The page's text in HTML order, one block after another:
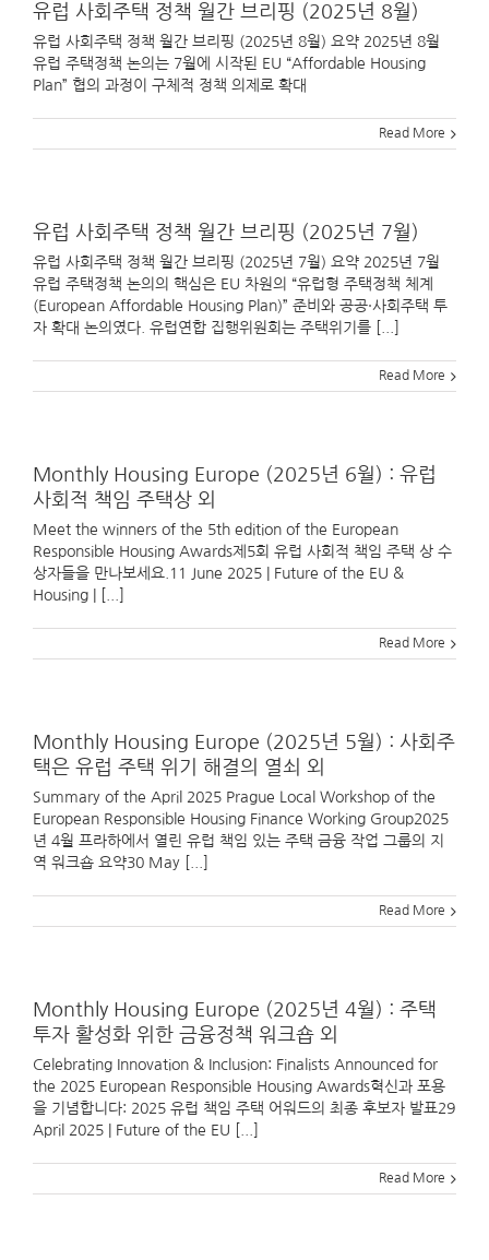
유럽 사회주택 정책 월간 브리핑 (2025년 8월)
유럽 사회주택 정책 월간 브리핑 (2025년 8월) 요약 2025년 8월
유럽 주택정책 논의는 7월에 시작된 EU “Affordable Housing
Plan” 협의 과정이 구체적 정책 의제로 확대
Read More
유럽 사회주택 정책 월간 브리핑 (2025년 7월)
유럽 사회주택 정책 월간 브리핑 (2025년 7월) 요약 2025년 7월
유럽 주택정책 논의의 핵심은 EU 차원의 “유럽형 주택정책 체계
(European Affordable Housing Plan)” 준비와 공공·사회주택 투
자 확대 논의였다. 유럽연합 집행위원회는 주택위기를 [...]
Read More
Monthly Housing Europe (2025년 6월) : 유럽
사회적 책임 주택상 외
Meet the winners of the 5th edition of the European
Responsible Housing Awards제5회 유럽 사회적 책임 주택 상 수
상자들을 만나보세요.11 June 2025 | Future of the EU &
Housing | [...]
Read More
Monthly Housing Europe (2025년 5월) : 사회주
택은 유럽 주택 위기 해결의 열쇠 외
Summary of the April 2025 Prague Local Workshop of the
European Responsible Housing Finance Working Group2025
년 4월 프라하에서 열린 유럽 책임 있는 주택 금융 작업 그룹의 지
역 워크숍 요약30 May [...]
Read More
Monthly Housing Europe (2025년 4월) : 주택
투자 활성화 위한 금융정책 워크숍 외
Celebrating Innovation & Inclusion: Finalists Announced for
the 2025 European Responsible Housing Awards혁신과 포용
을 기념합니다: 2025 유럽 책임 주택 어워드의 최종 후보자 발표29
April 2025 | Future of the EU [...]
Read More